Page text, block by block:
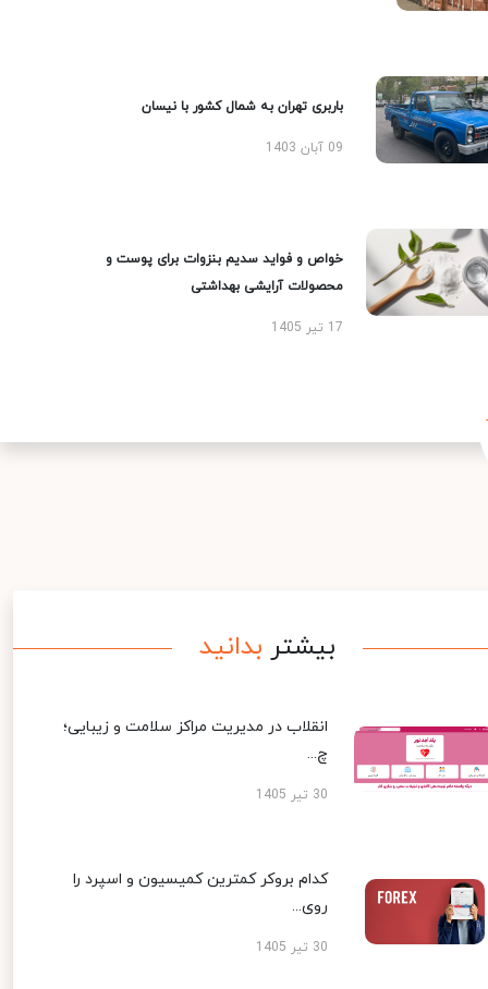
باربری تهران به شمال کشور با نیسان
09 آبان 1403
خواص و فواید سدیم بنزوات برای پوست و
محصولات آرایشی بهداشتی
17 تیر 1405
بیشتر بدانید
انقلاب در مدیریت مراکز سلامت و زیبایی؛
چ...
30 تیر 1405
کدام بروکر کمترین کمیسیون و اسپرد را
روی...
30 تیر 1405